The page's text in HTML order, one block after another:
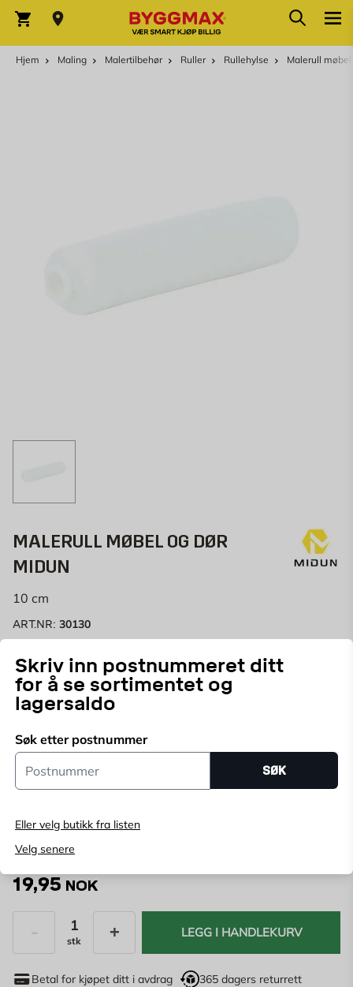
Skriv inn postnummeret ditt
for å se sortimentet og
lagersaldo
Søk etter postnummer
Postnummer
SØK
Eller velg butikk fra listen
Velg senere
Varekurv Søk
Hjem Maling Malertilbehør Ruller Rullehylse Malerull
MALERULL MØBEL OG DØR
MIDUN
10 cm
ART.NR: 30130
Malerull i filt til møbel og dør. Rullen spruter og søler
lite. Filtrullen gir mindre struktur, og en fin og glatt
overflate.
Vis mer
Velg butikk
Velg butikk for å se lagerstatus
Angipostnummer
19,95 NOK
stk
LEGG I HANDLEKURV
Betal for kjøpet ditt i avdrag 365 dagers returrett